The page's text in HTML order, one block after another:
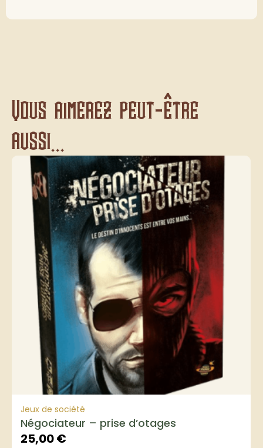
Vous aimerez peut-être
aussi...
Jeux de société
Négociateur – prise d’otages
25,00€